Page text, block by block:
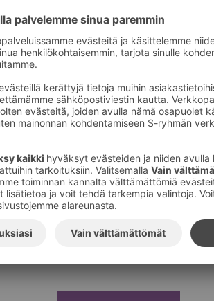
Tyk­kä­sin pal­jon työ­teh­tä­vis­tämme ja
sei­sos­ke­lun jäl­keen alkoi aika käydä
työs­täni. Jos pitäisi kuvailla työ­täni
läm­min.
ansiosta monia asioita, kuten
kuinka tär­keä teh­tävä
parem­min. Työs­säni nau­tin
ole­vansa hyö­dyksi muille ihmi­sille.
ja töi­den lähes­tyessä lop­pu­aan
todel­la­kin täyt­tyi­vät ja tämä on ollut
kuu­luu teille, jotka mah­dol­lis­titte
työ­an­ta­jil­lemme, työ­pa­ril­leni Emi­lialle
Toi­vot­ta­vasti tava­taan vielä ja hyvää